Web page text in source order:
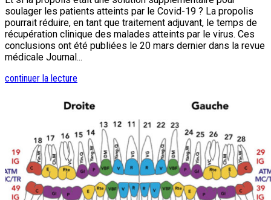
soulager les patients atteints par le Covid-19 ? La propolis
pourrait réduire, en tant que traitement adjuvant, le temps de
récupération clinique des malades atteints par le virus. Ces
conclusions ont été publiées le 20 mars dernier dans la revue
médicale Journal...
continuer la lecture